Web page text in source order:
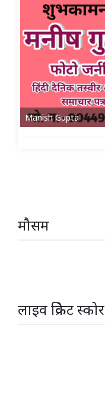
Manish Gupta
मौसम
लाइव क्रिकेट स्कोर